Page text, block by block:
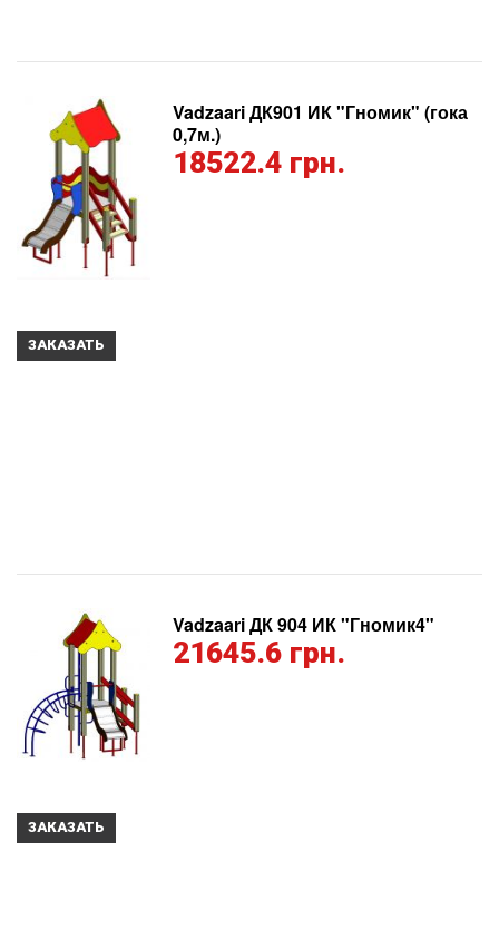
Vadzaari ДК901 ИК "Гномик" (гока
0,7м.)
18522.4 грн.
ЗАКАЗАТЬ
Vadzaari ДК 904 ИК "Гномик4"
21645.6 грн.
ЗАКАЗАТЬ